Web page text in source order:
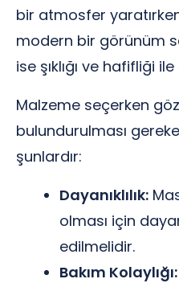
bir atmosfer
modern bir görünüm
ise şıklığı ve hafifliği
Malzeme seçerken
bulundurulması
şunlardır:
Dayanıklılık:
olması için
edilmelidir.
Bakım Kolaylığı: